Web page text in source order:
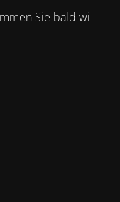
Sie bald wieder.